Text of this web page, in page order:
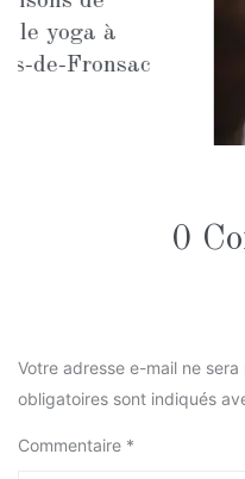
0
Votre adresse e-mail ne
obligatoires sont indiqués
Commentaire *